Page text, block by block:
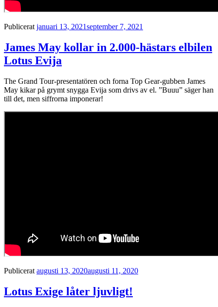
Publicerat januari 13, 2021september 7, 2021
James May kollar in 2.000-hästars elbilen
Lotus Evija
The Grand Tour-presentatören och forna Top Gear-gubben James
May kikar på grymt snygga Evija som drivs av el. ”Buuu” säger han
till det, men siffrorna imponerar!
Publicerat augusti 13, 2020augusti 11, 2020
Lotus Exige låter ljuvligt!